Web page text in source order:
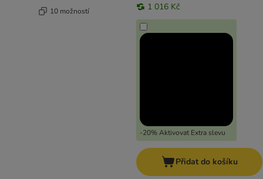
10 možností 1 016 Kč
-20% Aktivovat Extra slevu
Přidat do košíku